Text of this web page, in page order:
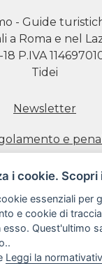
- Guide
a Roma e nel
P.IVA
Tidei
Newsletter
e
visite
estesa sull'uso
sulla
di utilizzo del
i cookie.
essenziali per
e cookie di
Quest'ultimo
Leggi la